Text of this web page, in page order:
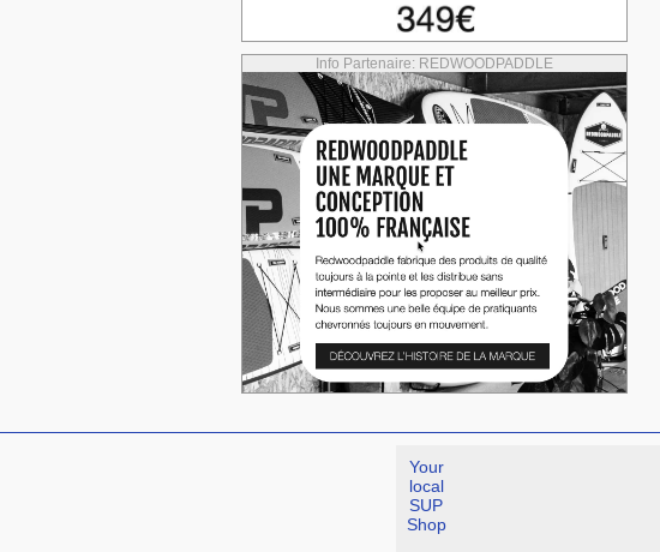
Info Partenaire: REDWOODPADDLE
Your
local
SUP
Shop